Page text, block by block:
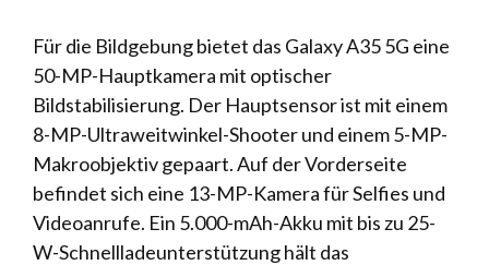
Für die Bildgebung bietet das Galaxy A35 5G eine
50-MP-Hauptkamera mit optischer
Bildstabilisierung. Der Hauptsensor ist mit einem
8-MP-Ultraweitwinkel-Shooter und einem 5-MP-
Makroobjektiv gepaart. Auf der Vorderseite
befindet sich eine 13-MP-Kamera für Selfies und
Videoanrufe. Ein 5.000-mAh-Akku mit bis zu 25-
W-Schnellladeunterstützung hält das